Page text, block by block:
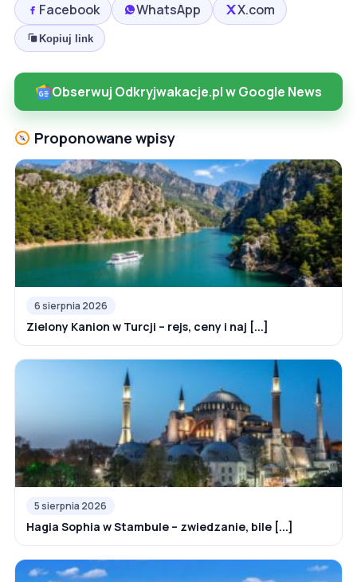
Facebook WhatsApp X.com
Kopiuj link
Obserwuj Odkryjwakacje.pl w Google News
Proponowane wpisy
6 sierpnia 2026
Zielony Kanion w Turcji – rejs, ceny i naj [...]
5 sierpnia 2026
Hagia Sophia w Stambule – zwiedzanie, bile [...]